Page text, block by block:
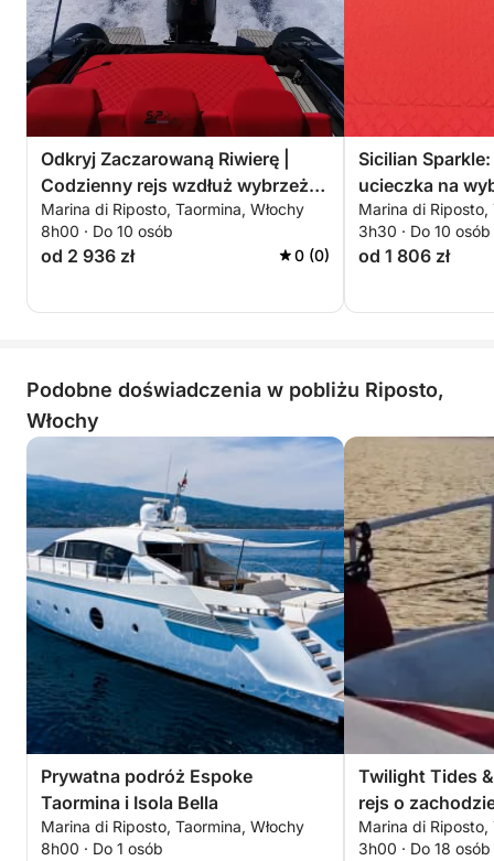
Odkryj Zaczarowaną Riwierę |
Codzienny rejs wzdłuż wybrzeża
z Marina di Riposto na pokładzie
SPX 24
Marina di Riposto, Taormina, Włochy
8h00 · Do 10 osób
od 2 936 zł 0 (0)
Sicilian
ucieczka na
Riposto
Marina di Riposto,
3h30 · Do 10 osób
od 1 806 zł
Podobne doświadczenia w pobliżu Riposto,
Włochy
Prywatna podróż Espoke
Taormina i Isola Bella
Marina di Riposto, Taormina, Włochy
8h00 · Do 1 osób
Twilight Tides
rejs o
Taormina
Marina di Riposto,
3h00 · Do 18 osób